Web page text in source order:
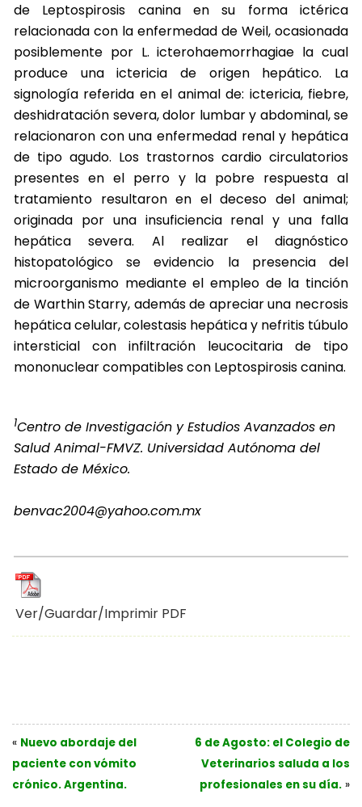
de Leptospirosis canina en su forma ictérica
relacionada con la enfermedad de Weil, ocasionada
posiblemente por L. icterohaemorrhagiae la cual
produce una ictericia de origen hepático. La
signología referida en el animal de: ictericia, fiebre,
deshidratación severa, dolor lumbar y abdominal, se
relacionaron con una enfermedad renal y hepática
de tipo agudo. Los trastornos cardio circulatorios
presentes en el perro y la pobre respuesta al
tratamiento resultaron en el deceso del animal;
originada por una insuficiencia renal y una falla
hepática severa. Al realizar el diagnóstico
histopatológico se evidencio la presencia del
microorganismo mediante el empleo de la tinción
de Warthin Starry, además de apreciar una necrosis
hepática celular, colestasis hepática y nefritis túbulo
intersticial con infiltración leucocitaria de tipo
mononuclear compatibles con Leptospirosis canina.
1Centro de Investigación y Estudios Avanzados en
Salud Animal-FMVZ. Universidad Autónoma del
Estado de México.
benvac2004@yahoo.com.mx
Ver/Guardar/Imprimir PDF
« Nuevo abordaje del
paciente con vómito
crónico. Argentina.
6 de Agosto: el Colegio de
Veterinarios saluda a los
profesionales en su día. »